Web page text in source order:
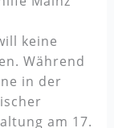
keine
Während
in der
am 17.